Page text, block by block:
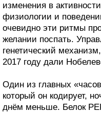
изменения в
физиологии и
очевидно эти ритмы
желании поспать.
генетический
2017 году дали
Один из главных
который он кодирует,
днём меньше. Белок